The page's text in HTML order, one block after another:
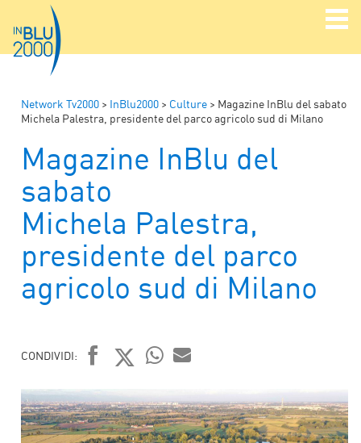
Network Tv2000 > InBlu2000 > Culture > Magazine InBlu del sabato
Michela Palestra, presidente del parco agricolo sud di Milano
Magazine InBlu del
sabato
Michela Palestra,
presidente del parco
agricolo sud di Milano
CONDIVIDI:
FACEBOOK
TWITTER